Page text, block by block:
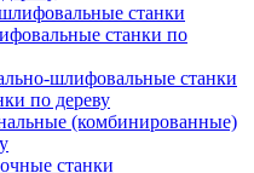
станки
станки по
шлифовальные станки
по дереву
(комбинированные)
станки